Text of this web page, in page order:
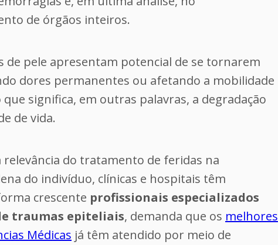
de órgãos inteiros.
de pele apresentam potencial de se tornarem
dores permanentes ou afetando a mobilidade
que significa, em outras palavras, a degradação
de vida.
relevância do tratamento de feridas na
do indivíduo, clínicas e hospitais têm
crescente profissionais especializados
traumas epiteliais, demanda que os melhores
Médicas já têm atendido por meio de